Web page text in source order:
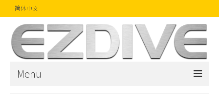
简体中文
Menu